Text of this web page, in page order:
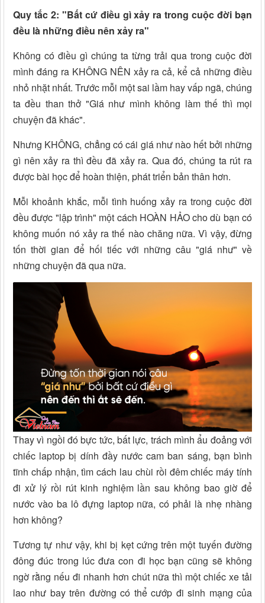
Quy tắc 2: "Bất cứ điều gì xảy ra trong cuộc đời bạn
đều là những điều nên xảy ra"
Không có điều gì chúng ta từng trải qua trong cuộc đời
mình đáng ra KHÔNG NÊN xảy ra cả, kể cả những điều
nhỏ nhặt nhất. Trước mỗi một sai lầm hay vấp ngã, chúng
ta đều than thở "Giá như mình không làm thế thì mọi
chuyện đã khác".
Nhưng KHÔNG, chẳng có cái giá như nào hết bởi những
gì nên xảy ra thì đều đã xảy ra. Qua đó, chúng ta rút ra
được bài học để hoàn thiện, phát triển bản thân hơn.
Mỗi khoảnh khắc, mỗi tình huống xảy ra trong cuộc đời
đều được "lập trình" một cách HOÀN HẢO cho dù bạn có
không muốn nó xảy ra thế nào chăng nữa. Vì vậy, đừng
tốn thời gian để hối tiếc với những câu "giá như" về
những chuyện đã qua nữa.
Thay vì ngồi đó bực tức, bất lực, trách mình ẩu đoảng với
chiếc laptop bị dính đầy nước cam ban sáng, bạn bình
tĩnh chấp nhận, tìm cách lau chùi rồi đêm chiếc máy tính
đi xử lý rồi rút kinh nghiệm lần sau không bao giờ để
nước vào ba lô đựng laptop nữa, có phải là nhẹ nhàng
hơn không?
Tương tự như vậy, khi bị kẹt cứng trên một tuyến đường
đông đúc trong lúc đưa con đi học bạn cũng sẽ không
ngờ rằng nếu đi nhanh hơn chút nữa thì một chiếc xe tải
lao như bay trên đường có thể cướp đi sinh mạng của